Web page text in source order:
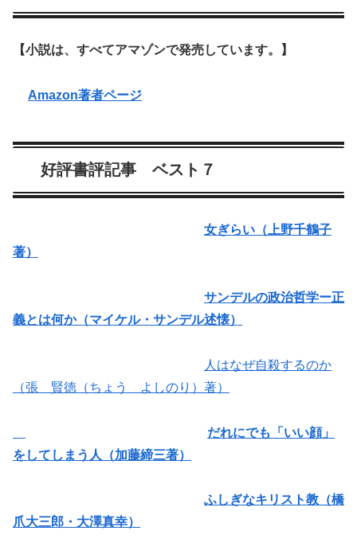
【小説は、すべてアマゾンで発売しています。】
Amazon著者ページ
好評書評記事 ベスト７
女ぎらい（上野千鶴子
著）
サンデルの政治哲学ー正
義とは何か（マイケル・サンデル述懐）
人はなぜ自殺するのか
（張 賢徳（ちょう よしのり）著）
だれにでも「いい顔」
をしてしまう人（加藤締三著）
ふしぎなキリスト教（橋
爪大三郎・大澤真幸）